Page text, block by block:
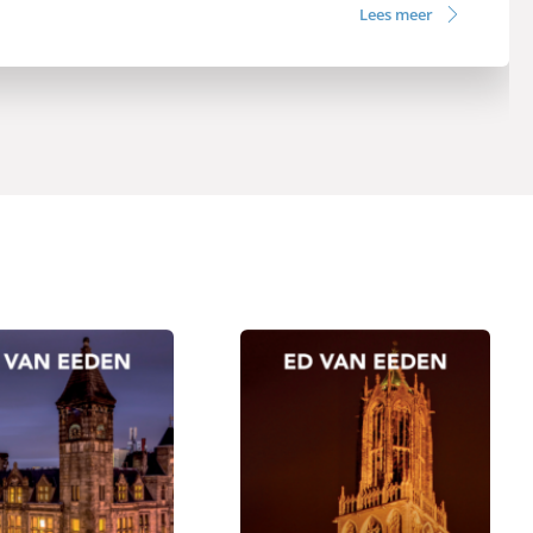
Lees meer